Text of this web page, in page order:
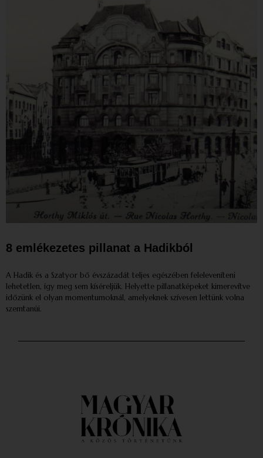
8 emlékezetes pillanat a Hadikból
A Hadik és a Szatyor bő évszázadát teljes egészében feleleveníteni
lehetetlen, így meg sem kíséreljük. Helyette pillanatképeket kimerevítve
időzünk el olyan momentumoknál, amelyeknek szívesen lettünk volna
szemtanúi.